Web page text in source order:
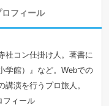
フィール
社コン仕掛け人。著書に
学館）』など。Webでの
講演を行うプロ旅人。
フィール